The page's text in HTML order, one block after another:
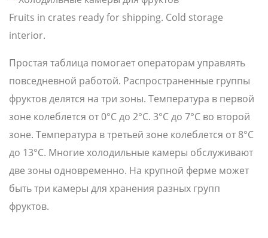
Fruits in crates ready for shipping. Cold storage
interior.
Простая таблица помогает операторам управлять
повседневной работой. Распространенные группы
фруктов делятся на три зоны. Температура в первой
зоне колеблется от 0°C до 2°C. 3°C до 7°C во второй
зоне. Температура в третьей зоне колеблется от 8°C
до 13°C. Многие холодильные камеры обслуживают
две зоны одновременно. На крупной ферме может
быть три камеры для хранения разных групп
фруктов.